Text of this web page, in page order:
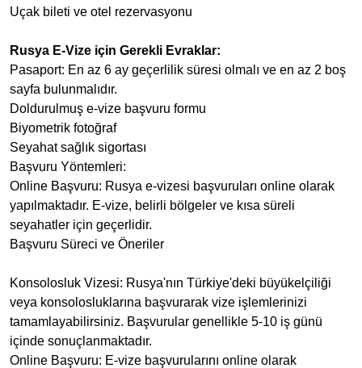
Uçak bileti ve otel rezervasyonu
Rusya E-Vize için Gerekli Evraklar:
Pasaport: En az 6 ay geçerlilik süresi olmalı ve en az 2 boş
sayfa bulunmalıdır.
Doldurulmuş e-vize başvuru formu
Biyometrik fotoğraf
Seyahat sağlık sigortası
Başvuru Yöntemleri:
Online Başvuru: Rusya e-vizesi başvuruları online olarak
yapılmaktadır. E-vize, belirli bölgeler ve kısa süreli
seyahatler için geçerlidir.
Başvuru Süreci ve Öneriler
Konsolosluk Vizesi: Rusya'nın Türkiye'deki büyükelçiliği
veya konsolosluklarına başvurarak vize işlemlerinizi
tamamlayabilirsiniz. Başvurular genellikle 5-10 iş günü
içinde sonuçlanmaktadır.
Online Başvuru: E-vize başvurularını online olarak